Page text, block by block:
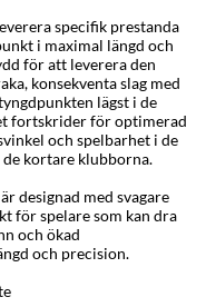
specifik prestanda
i maximal längd och
för att leverera den
konsekventa slag med
lägst i de
fortskrider för optimerad
och spelbarhet i de
kortare klubborna.
designad med svagare
för spelare som kan dra
och ökad
och precision.